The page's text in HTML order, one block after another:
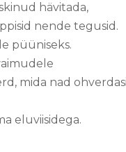
hävitada,
nende tegusid.
püüniseks.
mida nad
eluviisidega.